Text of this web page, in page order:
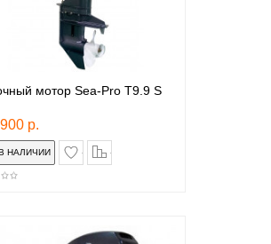
мотор Sea-Pro T9.9 S
р.
в закладки